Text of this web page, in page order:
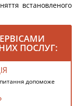
встановленого
ПОСЛУГ:
допоможе